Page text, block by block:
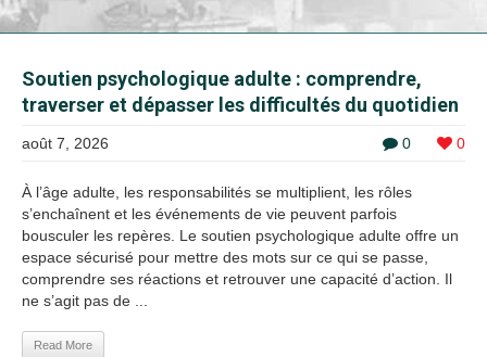
Soutien psychologique adulte : comprendre,
traverser et dépasser les difficultés du quotidien
0 0
août 7, 2026
À l’âge adulte, les responsabilités se multiplient, les rôles
s’enchaînent et les événements de vie peuvent parfois
bousculer les repères. Le soutien psychologique adulte offre un
espace sécurisé pour mettre des mots sur ce qui se passe,
comprendre ses réactions et retrouver une capacité d’action. Il
ne s’agit pas de ...
Read More